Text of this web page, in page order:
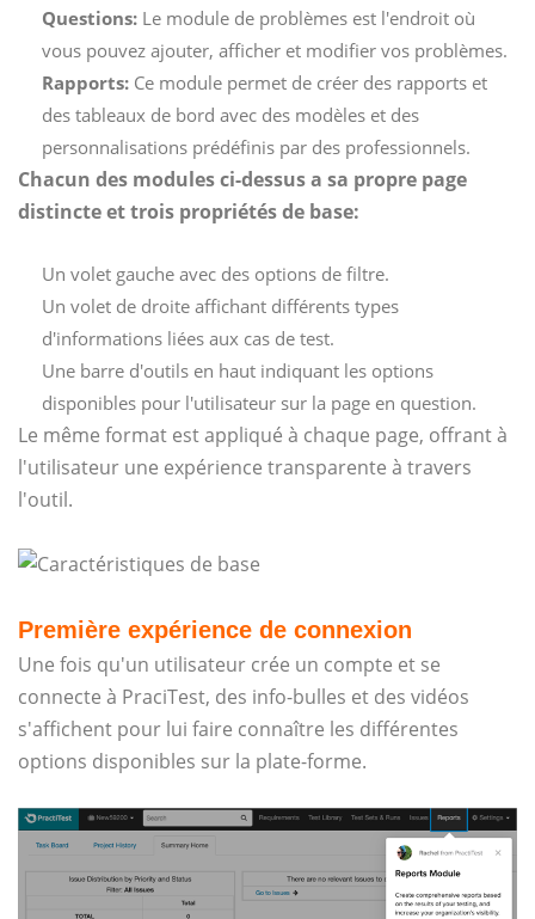
Questions: Le module de problèmes est l'endroit où
vous pouvez ajouter, afficher et modifier vos problèmes.
Rapports: Ce module permet de créer des rapports et
des tableaux de bord avec des modèles et des
personnalisations prédéfinis par des professionnels.
Chacun des modules ci-dessus a sa propre page
distincte et trois propriétés de base:
Un volet gauche avec des options de filtre.
Un volet de droite affichant différents types
d'informations liées aux cas de test.
Une barre d'outils en haut indiquant les options
disponibles pour l'utilisateur sur la page en question.
Le même format est appliqué à chaque page, offrant à
l'utilisateur une expérience transparente à travers
l'outil.
Première expérience de connexion
Une fois qu'un utilisateur crée un compte et se
connecte à PraciTest, des info-bulles et des vidéos
s'affichent pour lui faire connaître les différentes
options disponibles sur la plate-forme.